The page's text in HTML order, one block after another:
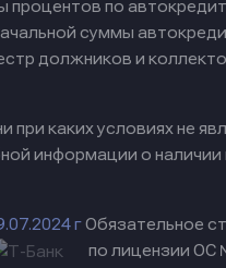
по
суммы
должников и
каких условиях не
информации о наличии
гОбязательное
по лицензии ОС